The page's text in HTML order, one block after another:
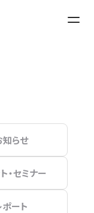
知らせ
・セミナー
ポート